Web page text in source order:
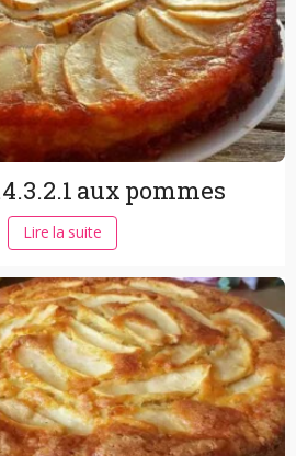
aux pommes
Lire la suite